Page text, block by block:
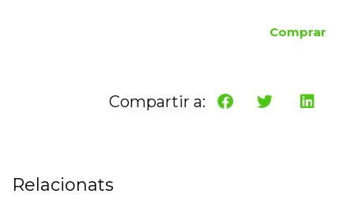
Comprar
Compartir a:
Relacionats